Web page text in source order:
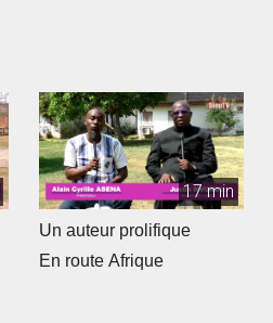
17 min
Un auteur prolifique
En route Afrique